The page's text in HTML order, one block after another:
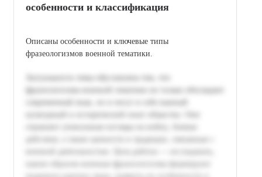
особенности и классификация
Описаны особенности и ключевые типы
фразеологизмов военной тематики.